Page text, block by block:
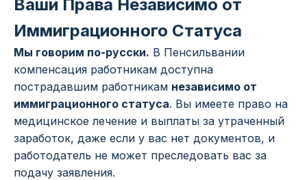
Ваши Права Независимо от
Иммиграционного Статуса
Мы говорим по-русски. В Пенсильвании
компенсация работникам доступна
пострадавшим работникам независимо от
иммиграционного статуса. Вы имеете право на
медицинское лечение и выплаты за утраченный
заработок, даже если у вас нет документов, и
работодатель не может преследовать вас за
подачу заявления.